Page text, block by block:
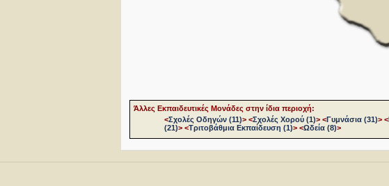
Άλλες Εκπαιδευτικές Μονάδες στην ίδια περιοχή:
<Σχολές Οδηγών (11)> <Σχολές Χορού (1)> <Γυμνάσια (31)> <
(21)> <Τριτοβάθμια Εκπαίδευση (1)> <Ωδεία (8)>